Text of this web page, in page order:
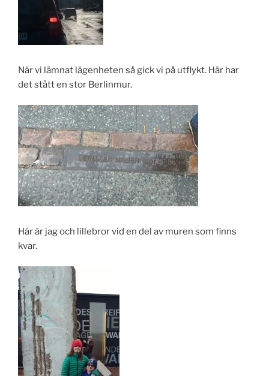
När vi lämnat lägenheten så gick vi på utflykt. Här har
det stått en stor Berlinmur.
Här är jag och lillebror vid en del av muren som finns
kvar.